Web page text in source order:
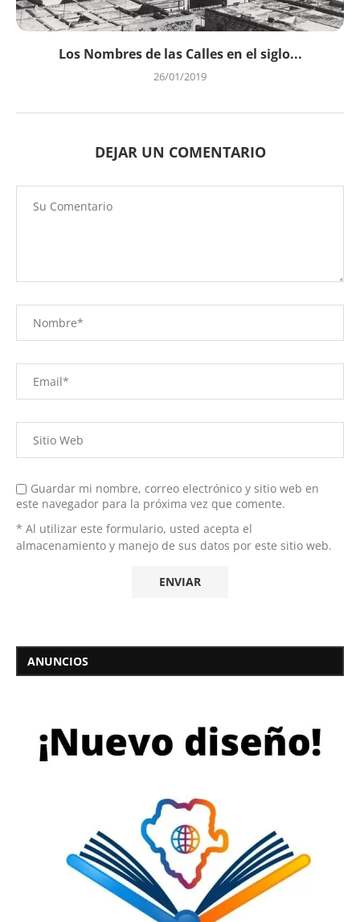
Los Nombres de las Calles en el siglo...
26/01/2019
DEJAR UN COMENTARIO
Guardar mi nombre, correo electrónico y sitio web en
este navegador para la próxima vez que comente.
* Al utilizar este formulario, usted acepta el
almacenamiento y manejo de sus datos por este sitio web.
ANUNCIOS